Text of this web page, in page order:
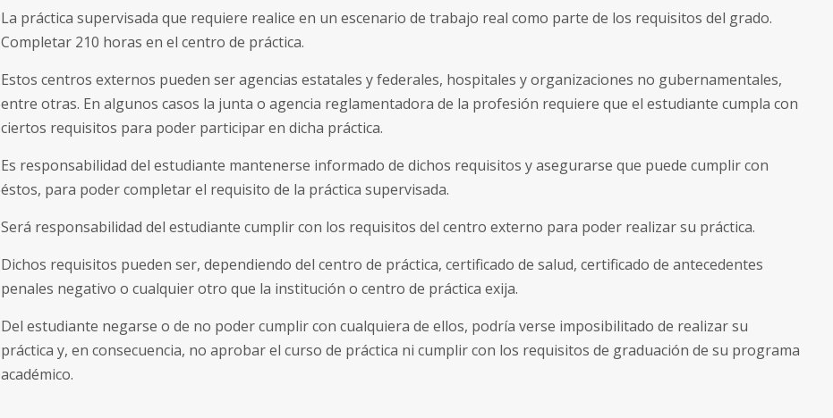
La práctica supervisada que requiere realice en un escenario de trabajo real como parte de los requisitos del grado.
Completar 210 horas en el centro de práctica.
Estos centros externos pueden ser agencias estatales y federales, hospitales y organizaciones no gubernamentales,
entre otras. En algunos casos la junta o agencia reglamentadora de la profesión requiere que el estudiante cumpla con
ciertos requisitos para poder participar en dicha práctica.
Es responsabilidad del estudiante mantenerse informado de dichos requisitos y asegurarse que puede cumplir con
éstos, para poder completar el requisito de la práctica supervisada.
Será responsabilidad del estudiante cumplir con los requisitos del centro externo para poder realizar su práctica.
Dichos requisitos pueden ser, dependiendo del centro de práctica, certificado de salud, certificado de antecedentes
penales negativo o cualquier otro que la institución o centro de práctica exija.
Del estudiante negarse o de no poder cumplir con cualquiera de ellos, podría verse imposibilitado de realizar su
práctica y, en consecuencia, no aprobar el curso de práctica ni cumplir con los requisitos de graduación de su programa
académico.